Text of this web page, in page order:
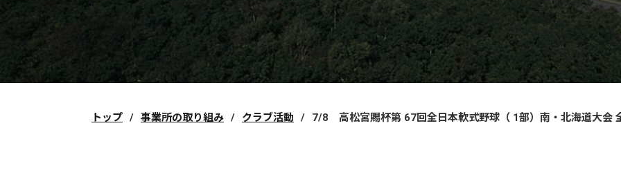
トップ 事業所の取り組み クラブ活動 7/8 高松宮賜杯第 67回全日本軟式野球（ 1部）南・北海道大会